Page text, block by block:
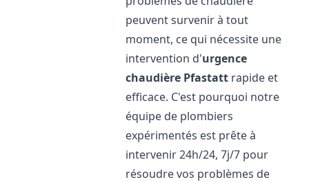
peuvent survenir à tout
moment, ce qui nécessite une
intervention d'urgence
chaudière Pfastatt rapide et
efficace. C'est pourquoi notre
équipe de plombiers
expérimentés est prête à
intervenir 24h/24, 7j/7 pour
résoudre vos problèmes de